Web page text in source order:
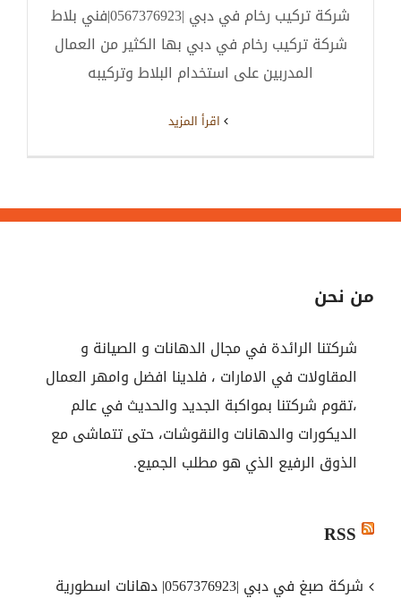
شركة تركيب رخام في دبي |0567376923|فني بلاط
شركة تركيب رخام في دبي بها الكثير من العمال
المدربين على استخدام البلاط وتركيبه
من نحن
شركتنا الرائدة في مجال الدهانات و الصيانة و
المقاولات في الامارات ، فلدينا افضل وامهر العمال
،تقوم شركتنا بمواكبة الجديد والحديث في عالم
الديكورات والدهانات والنقوشات، حتى تتماشى مع
الذوق الرفيع الذي هو مطلب الجميع.
RSS
شركة صبغ في دبي |0567376923| دهانات اسطورية